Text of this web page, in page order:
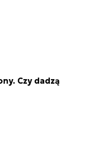
Czy dadzą